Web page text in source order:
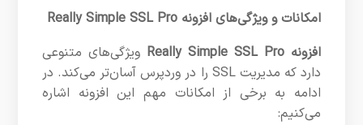
امکانات و ویژگی‌های افزونه Really Simple SSL Pro
افزونه Really Simple SSL Pro
ویژگی‌های متنوعی
دارد که مدیریت SSL را در وردپرس آسان‌تر می‌کند. در
ادامه به برخی از امکانات مهم این افزونه اشاره
می‌کنیم: